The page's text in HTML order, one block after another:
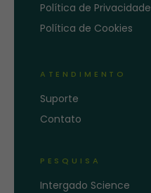
Política de Privacidade
Política de Cookies
ATENDIMENTO
Suporte
Contato
PESQUISA
Intergado Science